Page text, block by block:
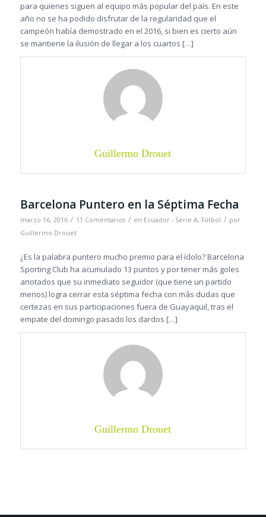
para quienes siguen al equipo más popular del país. En este
año no se ha podido disfrutar de la regularidad que el
campeón había demostrado en el 2016, si bien es cierto aún
se mantiene la ilusión de llegar a los cuartos […]
Guillermo Drouet
Barcelona Puntero en la Séptima Fecha
marzo 16, 2016 / 11 Comentarios / en Ecuador - Serie A, Fútbol / por
Guillermo Drouet
¿Es la palabra puntero mucho premio para el ídolo? Barcelona
Sporting Club ha acumulado 13 puntos y por tener más goles
anotados que su inmediato seguidor (que tiene un partido
menos) logra cerrar esta séptima fecha con más dudas que
certezas en sus participaciones fuera de Guayaquil, tras el
empate del domingo pasado los dardos […]
Guillermo Drouet